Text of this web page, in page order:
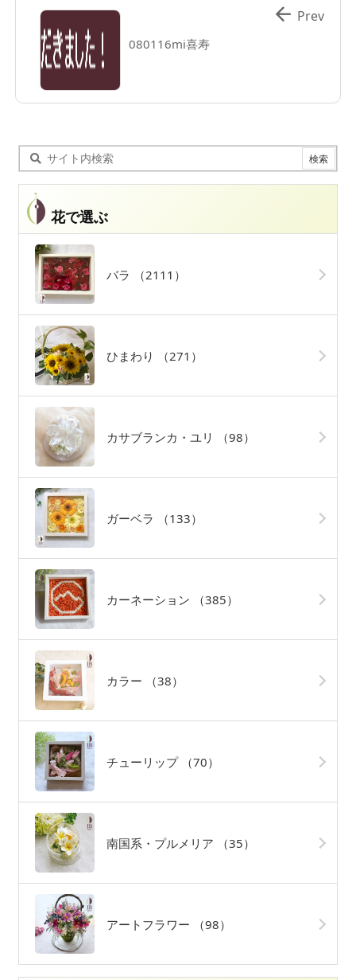
080116mi喜寿
 Prev
花で選ぶ
バラ （2111）
ひまわり （271）
カサブランカ・ユリ （98）
ガーベラ （133）
カーネーション （385）
カラー （38）
チューリップ （70）
南国系・プルメリア （35）
アートフラワー （98）